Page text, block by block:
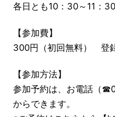
各日とも10：30～11：30
【参加費】
300円（初回無料） 登
【参加方法】
参加予約は、お電話（
からできます。